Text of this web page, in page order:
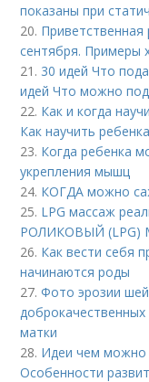
показаны при
20. Приветственная
сентября. Примеры
21. 30 идей Что
идей Что можно
22. Как и когда
Как научить
23. Когда ребенка
укрепления мышц
24. КОГДА можно
25. LPG массаж
РОЛИКОВЫЙ (LPG)
26. Как вести себя
начинаются роды
27.Фото эрозии
матки
28. Идеи чем можно
Особенности